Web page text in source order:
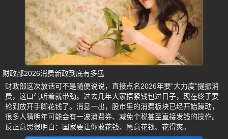
财政部2026消费新政到底有多猛
财政部这次放话可不是随便说说，直接点名2026年要“大力度”提振消
费，这口气听着就带劲。过去几年大家捂紧钱包过日子，现在终于要
轮到放开手脚花钱了。消息一出，股市里的消费板块已经开始躁动，
很多人猜明年可能会有一波消费券、减免个税甚至直接发钱的操作。
反正意思很明白：国家要让你敢花钱、愿意花钱、花得爽。